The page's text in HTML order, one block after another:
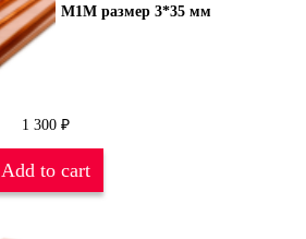
М1М размер 3*35 мм
1 300 ₽
Add to cart